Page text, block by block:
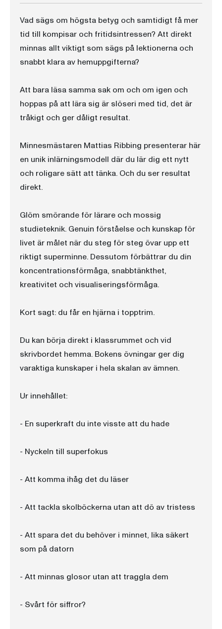
Vad sägs om högsta betyg och samtidigt få mer
tid till kompisar och fritidsintressen? Att direkt
minnas allt viktigt som sägs på lektionerna och
snabbt klara av hemuppgifterna?
Att bara läsa samma sak om och om igen och
hoppas på att lära sig är slöseri med tid, det är
tråkigt och ger dåligt resultat.
Minnesmästaren Mattias Ribbing presenterar här
en unik inlärningsmodell där du lär dig ett nytt
och roligare sätt att tänka. Och du ser resultat
direkt.
Glöm smörande för lärare och mossig
studieteknik. Genuin förståelse och kunskap för
livet är målet när du steg för steg övar upp ett
riktigt superminne. Dessutom förbättrar du din
koncentrationsförmåga, snabbtänkthet,
kreativitet och visualiseringsförmåga.
Kort sagt: du får en hjärna i topptrim.
Du kan börja direkt i klassrummet och vid
skrivbordet hemma. Bokens övningar ger dig
varaktiga kunskaper i hela skalan av ämnen.
Ur innehållet:
- En superkraft du inte visste att du hade
- Nyckeln till superfokus
- Att komma ihåg det du läser
- Att tackla skolböckerna utan att dö av tristess
- Att spara det du behöver i minnet, lika säkert
som på datorn
- Att minnas glosor utan att traggla dem
- Svårt för siffror?